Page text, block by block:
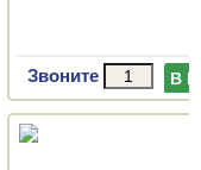
Звоните В